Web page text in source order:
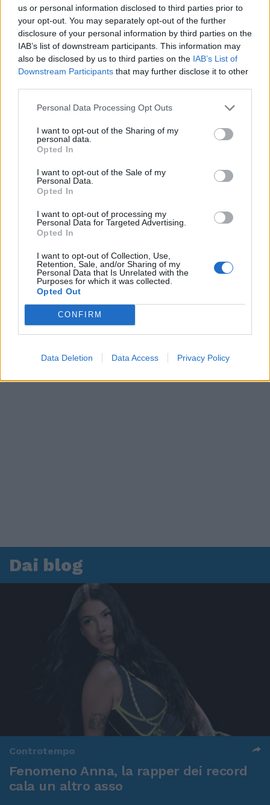
us or personal information disclosed to third parties prior to
your opt-out. You may separately opt-out of the further
disclosure of your personal information by third parties on the
IAB’s list of downstream participants. This information may
also be disclosed by us to third parties on the IAB’s List of
Downstream Participants that may further disclose it to other
Personal Data Processing Opt Outs
I want to opt-out of the Sharing of my
personal data.
Opted In
I want to opt-out of the Sale of my
Personal Data.
Opted In
I want to opt-out of processing my
Personal Data for Targeted Advertising.
Opted In
I want to opt-out of Collection, Use,
Retention, Sale, and/or Sharing of my
Personal Data that Is Unrelated with the
Purposes for which it was collected.
Opted Out
CONFIRM
Data Deletion Data Access Privacy Policy
00:00 01:16
Leonardo Maria Del Vecchio dall'ex compagna
in ospedale. Le dichiarazioni ai giornalisti
Dai blog
Controtempo
Fenomeno Anna, la rapper dei record
cala un altro asso